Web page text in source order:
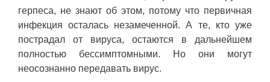
герпеса, не знают об этом, потому что первичная
инфекция осталась незамеченной. А те, кто уже
пострадал от вируса, остаются в дальнейшем
полностью бессимптомными. Но они могут
неосознанно передавать вирус.